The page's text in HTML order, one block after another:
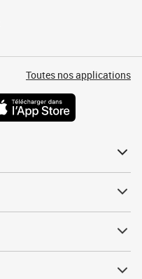
Toutes nos applications